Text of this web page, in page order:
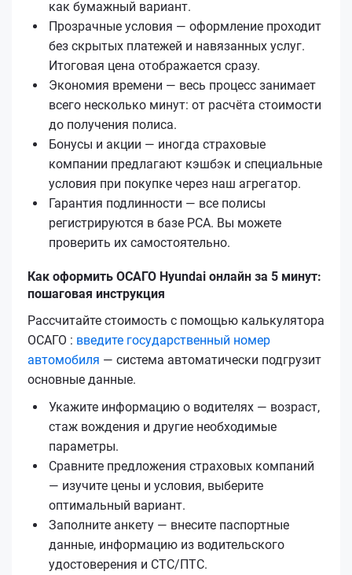
как бумажный вариант.
Прозрачные условия — оформление проходит
без скрытых платежей и навязанных услуг.
Итоговая цена отображается сразу.
Экономия времени — весь процесс занимает
всего несколько минут: от расчёта стоимости
до получения полиса.
Бонусы и акции — иногда страховые
компании предлагают кэшбэк и специальные
условия при покупке через наш агрегатор.
Гарантия подлинности — все полисы
регистрируются в базе РСА. Вы можете
проверить их самостоятельно.
Как оформить ОСАГО Hyundai онлайн за 5 минут:
пошаговая инструкция
Рассчитайте стоимость с помощью калькулятора
ОСАГО : введите государственный номер
автомобиля — система автоматически подгрузит
основные данные.
Укажите информацию о водителях — возраст,
стаж вождения и другие необходимые
параметры.
Сравните предложения страховых компаний
— изучите цены и условия, выберите
оптимальный вариант.
Заполните анкету — внесите паспортные
данные, информацию из водительского
удостоверения и СТС/ПТС.